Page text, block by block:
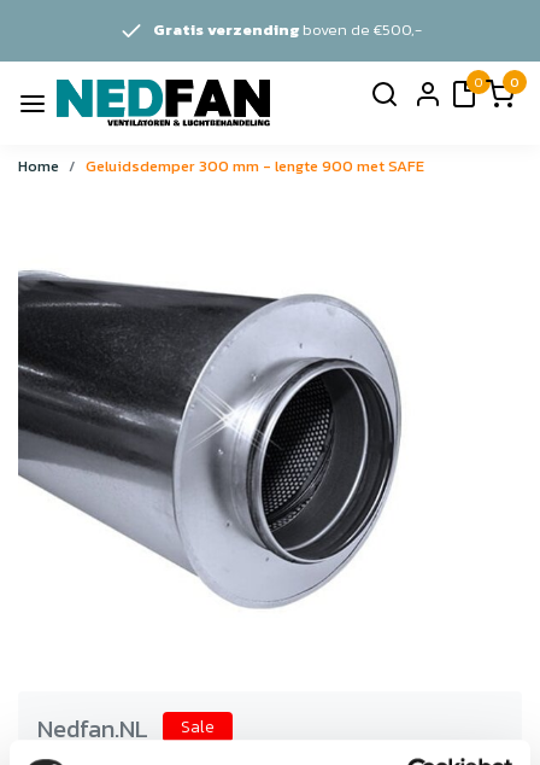
Gratis verzendingboven de €500,-
0 0
Home Geluidsdemper 300 mm - lengte 900 met SAFE
Nedfan.NL Sale